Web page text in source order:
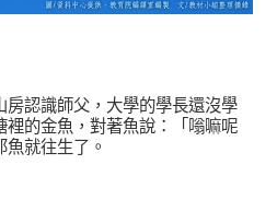
房認識師父，大學的學長還沒學
裡的金魚，對著魚說：「嗡嘛呢
就往生了。